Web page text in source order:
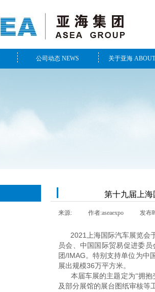
公司动态 NEWS 关于亚海
第十九届上
来源: 作者:aseaexpo 发布
2021上海国际汽车展览会
员会、中国国际贸易促进委
团/IMAG。特别支持单位为中
展出规模36万平方米。
本届车展的主题定为“拥抱
及部分展馆的展台图纸审核等